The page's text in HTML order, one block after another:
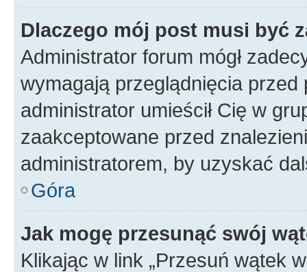
Dlaczego mój post musi być
Administrator forum mógł
wymagają przeglądnięcia
administrator umieścił Cię w
zaakceptowane przed
administratorem, by uzyskać
Góra
Jak mogę przesunąć swój
Klikając w link „Przesuń wątek